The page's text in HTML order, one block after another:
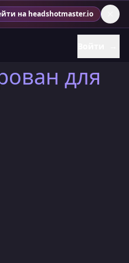
на headshotmaster.io
для